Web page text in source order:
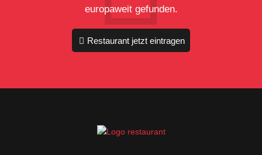
europaweit gefunden.
Restaurant jetzt eintragen